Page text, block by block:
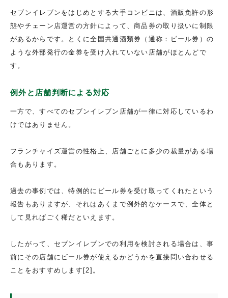
セブンイレブンをはじめとする大手コンビニは、酒販免許の形
態やチェーン店運営の方針によって、商品券の取り扱いに制限
があるからです。とくに全国共通酒類券（通称：ビール券）の
ような外部発行の金券を受け入れていない店舗がほとんどで
す。
例外と店舗判断による対応
一方で、すべてのセブンイレブン店舗が一律に対応しているわ
けではありません。
フランチャイズ運営の性格上、店舗ごとに多少の裁量がある場
合もあります。
過去の事例では、特例的にビール券を受け取ってくれたという
報告もありますが、それはあくまで例外的なケースで、全体と
して見ればごく稀だといえます。
したがって、セブンイレブンでの利用を検討される場合は、事
前にその店舗にビール券が使えるかどうかを直接問い合わせる
ことをおすすめします[2]。